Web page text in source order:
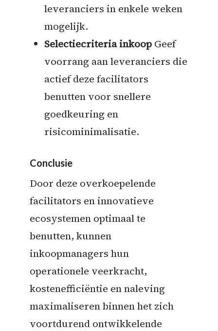
leveranciers in enkele weken
mogelijk.
Selectiecriteria inkoopGeef
voorrang aan leveranciers die
actief deze facilitators
benutten voor snellere
goedkeuring en
risicominimalisatie.
Conclusie
Door deze overkoepelende
facilitators en innovatieve
ecosystemen optimaal te
benutten, kunnen
inkoopmanagers hun
operationele veerkracht,
kostenefficiëntie en naleving
maximaliseren binnen het zich
voortdurend ontwikkelende